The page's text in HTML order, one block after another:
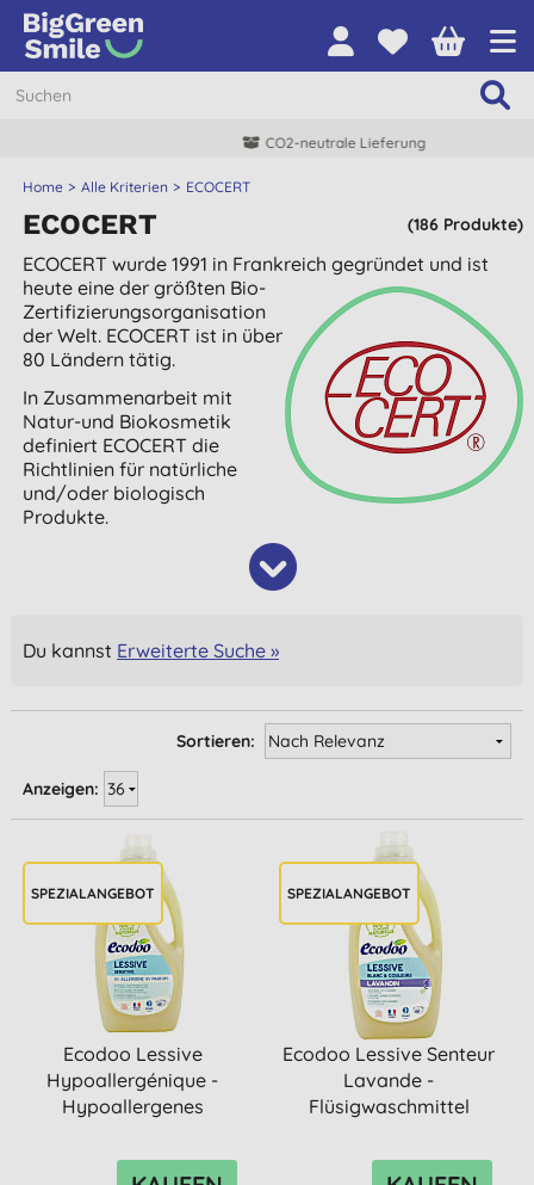
CO2-neutrale Lieferung
Home Alle Kriterien ECOCERT
(186 Produkte)
ECOCERT
ECOCERT wurde 1991 in Frankreich gegründet und ist
heute eine dergrößten Bio-
Zertifizierungsorganisation
der Welt. ECOCERT ist in über
80 Ländern tätig.
In Zusammenarbeit mit
Natur-und Biokosmetik
definiert ECOCERT die
Richtlinien für natürliche
und/oder biologisch
Produkte.
Du kannst Erweiterte Suche »
Sortieren:
Anzeigen:
SPEZIALANGEBOT
Ecodoo Lessive
Hypoallergénique -
Hypoallergenes
SPEZIALANGEBOT
Ecodoo Lessive Senteur
Lavande -
Flüsigwaschmittel